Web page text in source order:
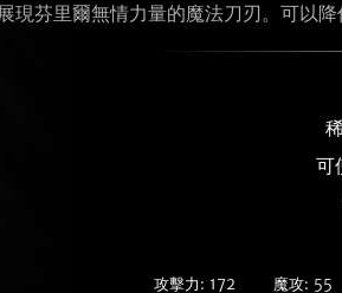
展現芬里爾無情力量的魔法刀刃。可以
可
攻擊力: 172 魔攻: 55